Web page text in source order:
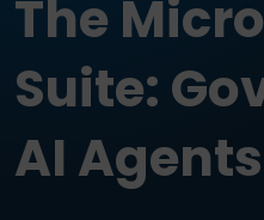
The
Suite:
AI